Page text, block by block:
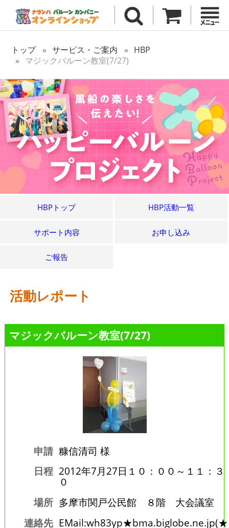
トップ サービス・ご案内
HBP
マジックバルーン教室(7/27)
HBPトップ HBP活動一覧
サポート内容 お申し込み
ご報告
活動レポート
マジックバルーン教室(7/27)
申請 糠信清司 様
日程 2012年7月27日１０：００～１１：３
０
場所 多摩市関戸公民館 ８階 大会議室
連絡先 EMail:wh83yp★bma.biglobe.ne.jp(★